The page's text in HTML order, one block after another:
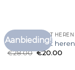
Aanbieding!
VINTAGE T SHIRT HEREN
vintage t shirt heren
€28.00 €20.00